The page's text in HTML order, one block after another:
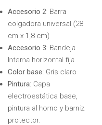
Accesorio 2: Barra
colgadora universal (28
cm x 1,8 cm)
Accesorio 3: Bandeja
Interna horizontal fija
Color base: Gris claro
Pintura: Capa
electroestática base,
pintura al horno y barniz
protector.